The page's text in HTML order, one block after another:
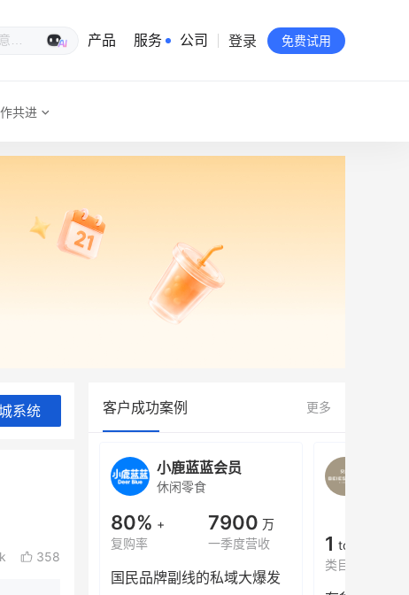
生意专家
产品 服务 公司
有赞公益
站点地图
登录 免费试用
共进
系统
358
客户成功案例 更多
小鹿蓝蓝会员
休闲零食
80% +
复购率
7900 万
一季度营收
国民品牌副线的私域大爆发
1 top
类目销售额